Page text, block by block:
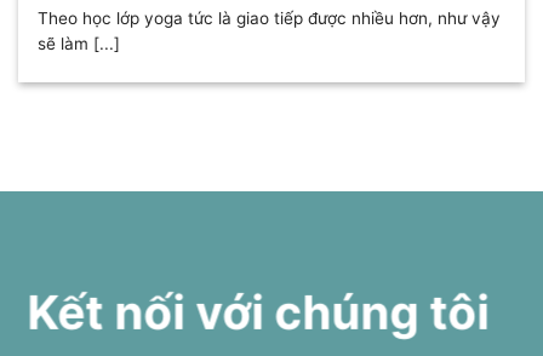
Theo học lớp yoga tức là giao tiếp được nhiều hơn, như vậy
sẽ làm [...]
Kết nối với chúng tôi